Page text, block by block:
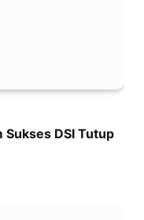
Sukses DSI Tutup